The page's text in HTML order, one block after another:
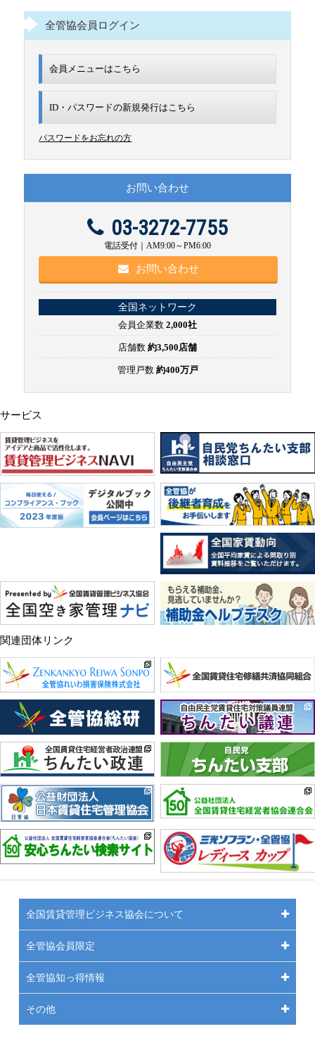
全管協会員ログイン
会員メニューはこちら
ID・パスワードの新規発行はこちら
パスワードをお忘れの方
お問い合わせ
03-3272-7755
電話受付｜AM9:00～PM6:00
お問い合わせ
全国ネットワーク
会員企業数 2,000社
店舗数 約3,500店舗
管理戸数 約400万戸
サービス
関連団体リンク
全国賃貸管理ビジネス協会について
全管協会員限定
全管協知っ得情報
その他